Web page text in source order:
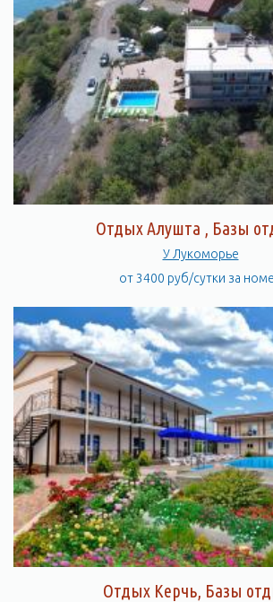
Отдых Алушта , Базы
У Лукоморье
от 3400 руб/сутки за
Отдых Керчь, Базы